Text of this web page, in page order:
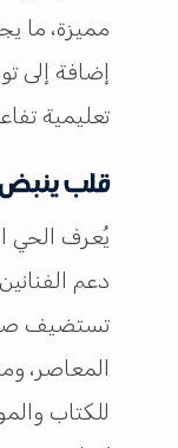
مميزة، ما
إضافة إلى
تعليمية
قلب ينبض
يُعرف الحي
دعم
تستضيف
المعاصر،
للكتاب